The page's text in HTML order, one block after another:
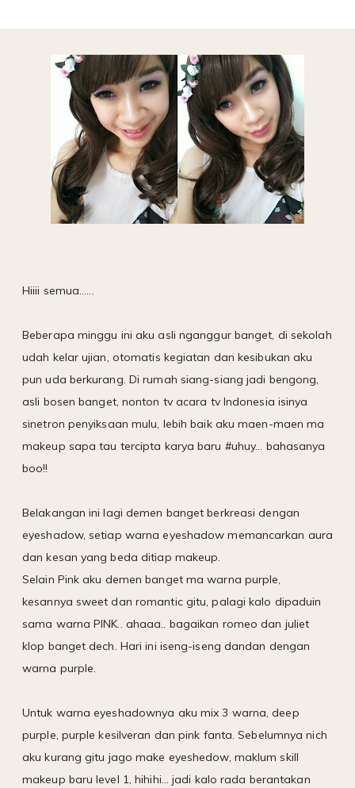
Hiiii semua......
Beberapa minggu ini aku asli nganggur banget, di sekolah
udah kelar ujian, otomatis kegiatan dan kesibukan aku
pun uda berkurang. Di rumah siang-siang jadi bengong,
asli bosen banget, nonton tv acara tv Indonesia isinya
sinetron penyiksaan mulu, lebih baik aku maen-maen ma
makeup sapa tau tercipta karya baru #uhuy... bahasanya
boo!!
Belakangan ini lagi demen banget berkreasi dengan
eyeshadow, setiap warna eyeshadow memancarkan aura
dan kesan yang beda ditiap makeup.
Selain Pink aku demen banget ma warna purple,
kesannya sweet dan romantic gitu, palagi kalo dipaduin
sama warna PINK.. ahaaa.. bagaikan romeo dan juliet
klop banget dech. Hari ini iseng-iseng dandan dengan
warna purple.
Untuk warna eyeshadownya aku mix 3 warna, deep
purple, purple kesilveran dan pink fanta. Sebelumnya nich
aku kurang gitu jago make eyeshedow, maklum skill
makeup baru level 1, hihihi... jadi kalo rada berantakan